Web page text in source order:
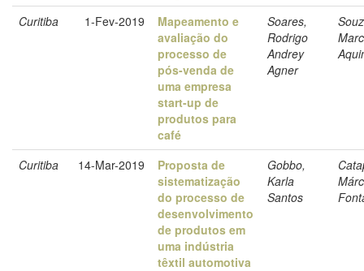
Curitiba 1-Fev-2019
Mapeamento e
avaliação do
processo de
pós-venda de
uma empresa
start-up de
produtos para
café
Soares,
Rodrigo
Andrey
Agner
Curitiba 14-Mar-2019
Proposta de
sistematização
do processo de
desenvolvimento
de produtos em
uma indústria
têxtil automotiva
Gobbo,
Karla
Santos